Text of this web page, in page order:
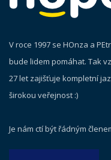
V roce 1997 se HOnza a
bude lidem pomáhat. Tak
27 let zajišťuje kompletní
širokou veřejnost :)
Je nám ctí být řádným